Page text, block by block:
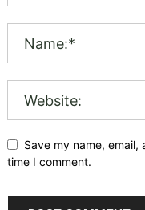
Save my name,
time I comment.